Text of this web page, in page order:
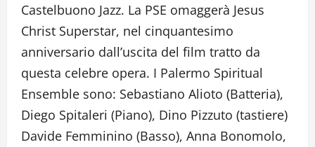
Castelbuono Jazz. La PSE omaggerà Jesus
Christ Superstar, nel cinquantesimo
anniversario dall’uscita del film tratto da
questa celebre opera. I Palermo Spiritual
Ensemble sono: Sebastiano Alioto (Batteria),
Diego Spitaleri (Piano), Dino Pizzuto (tastiere)
Davide Femminino (Basso), Anna Bonomolo,